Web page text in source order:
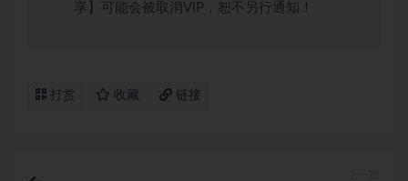
享】可能会被取消VIP，恕不另行通知！
打赏 收藏 链接